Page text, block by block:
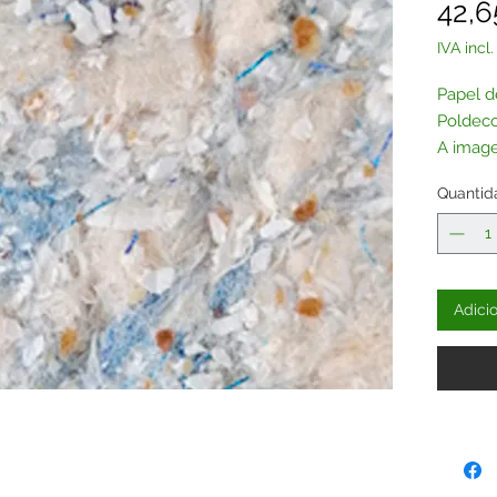
IVA incl.
Papel
A
glitter
Este
Poderá